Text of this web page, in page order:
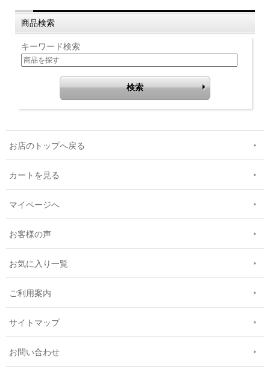
商品検索
キーワード検索
お店のトップへ戻る
カートを見る
マイページへ
お客様の声
お気に入り一覧
ご利用案内
サイトマップ
お問い合わせ